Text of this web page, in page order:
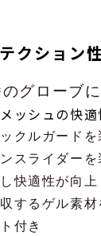
クション
グローブに
ッシュの快
クルガードを
スライダーを
快適性が向上
するゲル素
付き